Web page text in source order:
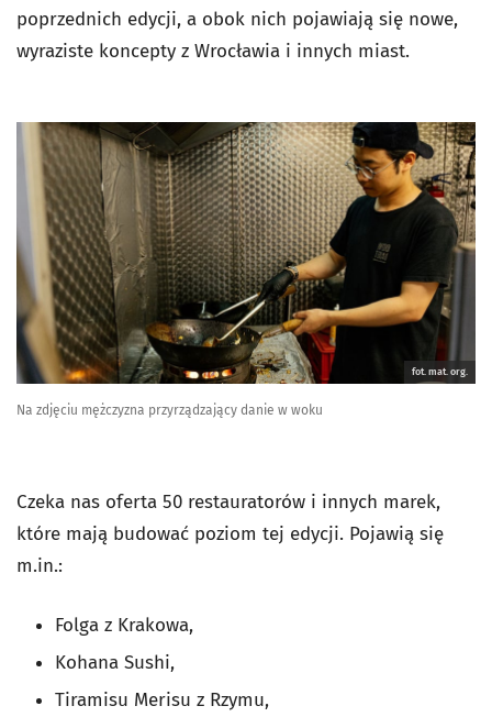
poprzednich edycji, a obok nich pojawiają się nowe,
wyraziste koncepty z Wrocławia i innych miast.
fot. mat. org.
Na zdjęciu mężczyzna przyrządzający danie w woku
Czeka nas oferta 50 restauratorów i innych marek,
które mają budować poziom tej edycji. Pojawią się
m.in.:
Folga z Krakowa,
Kohana Sushi,
Tiramisu Merisu z Rzymu,